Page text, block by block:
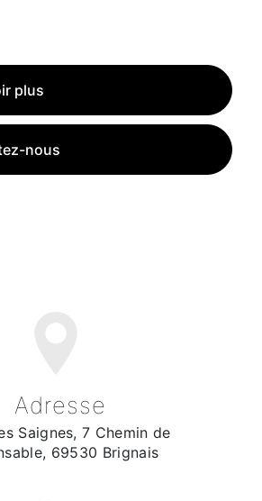
plus
nous
Adresse
Saignes, 7 Chemin de
69530 Brignais